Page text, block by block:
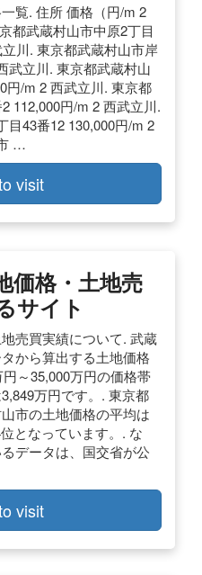
覧. 住所 価格（円/m 2
都武蔵村山市中原2丁目
川. 東京都武蔵村山市岸
武立川. 東京都武蔵村山
円/m 2 西武立川. 東京都
112,000円/m 2 西武立川.
目43番12 130,000円/m 2
…
visit
価格・土地売
サイト
売買実績について. 武蔵
から算出する土地価格
～35,000万円の価格帯
万円です。. 東京都
市の土地価格の平均は
となっています。. な
データは、国交省が公
visit